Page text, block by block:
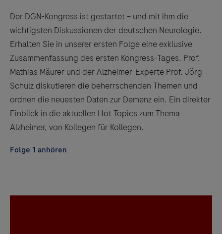
Der DGN-Kongress ist gestartet – und mit ihm die
wichtigsten Diskussionen der deutschen Neurologie.
Erhalten Sie in unserer ersten Folge eine exklusive
Zusammenfassung des ersten Kongress-Tages. Prof.
Mathias Mäurer und der Alzheimer-Experte Prof. Jörg
Schulz diskutieren die beherrschenden Themen und
ordnen die neuesten Daten zur Demenz ein. Ein direkter
Einblick in die aktuellen Hot Topics zum Thema
Alzheimer, von Kollegen für Kollegen.
Folge 1 anhören